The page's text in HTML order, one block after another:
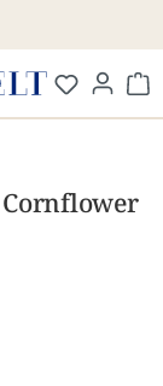
Cornflower